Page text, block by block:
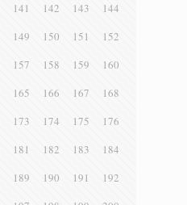
141 142 143
144
149 150 151
152
157 158 159
160
165 166 167
168
173 174 175
176
181 182 183
184
189 190 191
192